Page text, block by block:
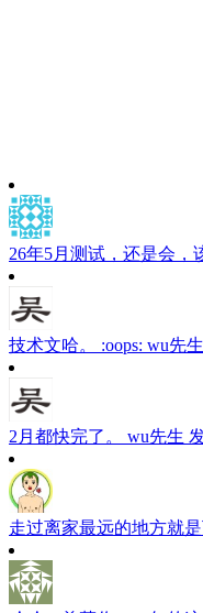
26年5月测试，还是会，
技术文哈。 :oops: wu先生
2月都快完了。 wu先生
走过离家最远的地方就